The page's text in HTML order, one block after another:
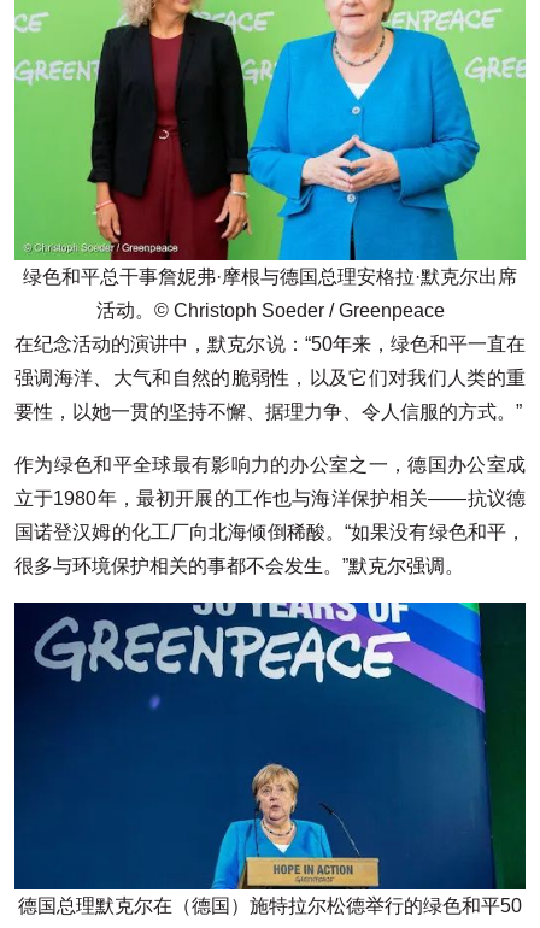
绿色和平总干事詹妮弗·摩根与德国总理安格拉·默克尔出席
活动。© Christoph Soeder / Greenpeace
在纪念活动的演讲中，默克尔说：“50年来，绿色和平一直在
强调海洋、大气和自然的脆弱性，以及它们对我们人类的重
要性，以她一贯的坚持不懈、据理力争、令人信服的方式。”
作为绿色和平全球最有影响力的办公室之一，德国办公室成
立于1980年，最初开展的工作也与海洋保护相关——抗议德
国诺登汉姆的化工厂向北海倾倒稀酸。“如果没有绿色和平，
很多与环境保护相关的事都不会发生。”默克尔强调。
德国总理默克尔在（德国）施特拉尔松德举行的绿色和平50